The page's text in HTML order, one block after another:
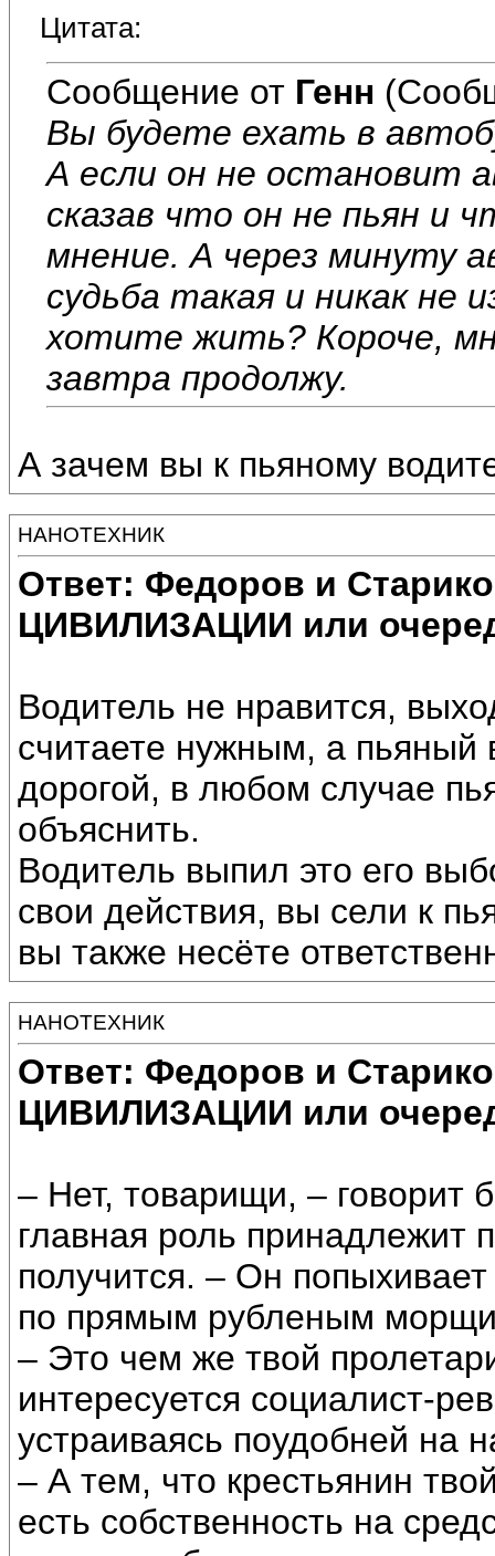
Цитата:
Сообщение от Генн
Вы будете ехать в
А если он не остановит
сказав что он не пьян и
мнение. А через минуту
судьба такая и никак
хотите жить? Короче,
завтра продолжу.
А зачем вы к пьяному
НАНОТЕХНИК
Ответ: Федоров и
ЦИВИЛИЗАЦИИ или
Водитель не нравится,
считаете нужным, а пьяный
дорогой, в любом случае
объяснить.
Водитель выпил это его
свои действия, вы сели к
вы также несёте
НАНОТЕХНИК
Ответ: Федоров и
ЦИВИЛИЗАЦИИ или
– Нет, товарищи, – говорит
главная роль принадлежит
получится. – Он
по прямым рубленым
– Это чем же твой
интересуется социалист-
устраиваясь поудобней на
– А тем, что крестьянин
есть собственность на